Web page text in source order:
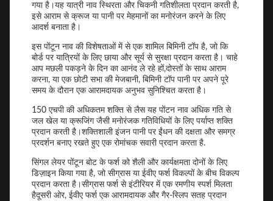
गया है।यह यात्री नाव स्थिरता और चिकनी गतिशीलता प्रदान करती है,
इसे आराम से क्रूज या पानी पर मेहमानों का मनोरंजन करने के लिए
आदर्श बनाता है।
इस पोंटून नाव की विशेषताओं में से एक शामिल बिमिनी टॉप है, जो कि
बोर्ड पर यात्रियों के लिए छाया और सूर्य से सुरक्षा प्रदान करता है। चाहे
आप मछली पकड़ने के दिन का आनंद ले रहे हों,दोस्तों के साथ आराम
करना, या एक छोटी सभा की मेजबानी, बिमिनी टॉप पानी पर अपने पूरे
समय के दौरान एक आरामदायक अनुभव सुनिश्चित करता है।
150 एचपी की अधिकतम शक्ति से लैस यह पोंटन नाव अधिक गति से
जल खेल या क्रूजिंग जैसी मनोरंजक गतिविधियों के लिए पर्याप्त शक्ति
प्रदान करती है।शक्तिशाली इंजन पानी पर ईंधन की दक्षता और समग्र
प्रदर्शन बनाए रखते हुए एक रोमांचक सवारी प्रदान करता है.
सिंगल लेयर पोंटून बोट के फर्श को शैली और कार्यक्षमता दोनों के लिए
डिज़ाइन किया गया है, जो सीग्रास या ईवीए फर्श विकल्पों के बीच विकल्प
प्रदान करता है।सीग्रास फर्श से इंटीरियर में एक रमणीय स्पर्श मिलता
हैदूसरी ओर, ईवीए फर्श एक आरामदायक और गैर-स्लिप सतह प्रदान